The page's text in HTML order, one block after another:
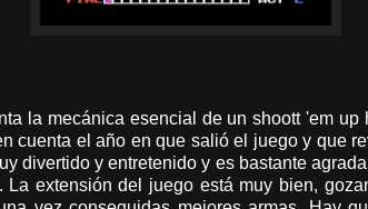
la mecánica esencial de un shoott 'em
cuenta el año en que salió el juego y que
divertido y entretenido y es bastante
extensión del juego está muy bien,